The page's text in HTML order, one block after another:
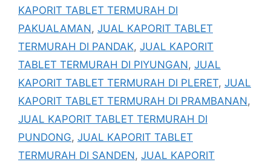
KAPORIT TABLET TERMURAH DI
PAKUALAMAN, JUAL KAPORIT TABLET
TERMURAH DI PANDAK, JUAL KAPORIT
TABLET TERMURAH DI PIYUNGAN, JUAL
KAPORIT TABLET TERMURAH DI PLERET, JUAL
KAPORIT TABLET TERMURAH DI PRAMBANAN,
JUAL KAPORIT TABLET TERMURAH DI
PUNDONG, JUAL KAPORIT TABLET
TERMURAH DI SANDEN, JUAL KAPORIT